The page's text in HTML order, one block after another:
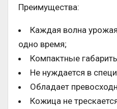
Преимущества:
Каждая волна
одно время;
Компактные
Не нуждается в
Обладает
Кожица не